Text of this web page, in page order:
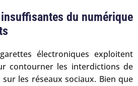
du numérique
électroniques exploitent
contourner les interdictions de
les réseaux sociaux. Bien que